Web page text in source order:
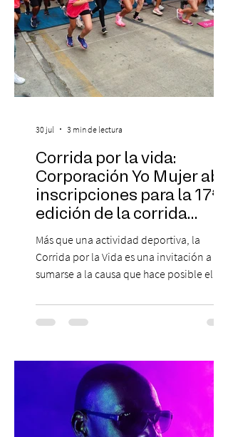
Corrida por la vida:
Corporación Yo Mujer abre
inscripciones para la 17ª
edición de la corrida
solidaria
Más que una actividad deportiva, la
Corrida por la Vida es una invitación a
sumarse a la causa que hace posible el
desarrolla durante todo el año: brindar
orientación, contención y apoyo
experiencia del cáncer de mama y a sus
familias, además de impulsar la detección
temprana, porque la información también
es una forma de acompañar. Con este
propósito, la Corporación realizará la 17ª
30 jul 3 min de lectura